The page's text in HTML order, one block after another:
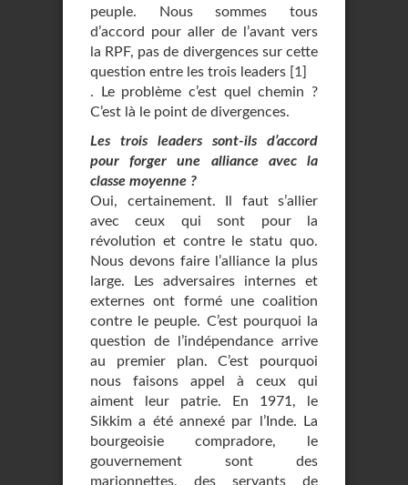
peuple. Nous sommes tous
d’accord pour aller de l’avant vers
la RPF, pas de divergences sur cette
question entre les trois leaders [1 ]
. Le problème c’est quel chemin ?
C’est là le point de divergences.
Les trois leaders sont-ils d’accord
pour forger une alliance avec la
classe moyenne ?
Oui, certainement. Il faut s’allier
avec ceux qui sont pour la
révolution et contre le statu quo.
Nous devons faire l’alliance la plus
large. Les adversaires internes et
externes ont formé une coalition
contre le peuple. C’est pourquoi la
question de l’indépendance arrive
au premier plan. C’est pourquoi
nous faisons appel à ceux qui
aiment leur patrie. En 1971, le
Sikkim a été annexé par l’Inde. La
bourgeoisie compradore, le
gouvernement sont des
marionnettes, des servants de